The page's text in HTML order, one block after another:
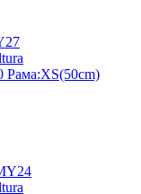
Рама:XS(50cm)